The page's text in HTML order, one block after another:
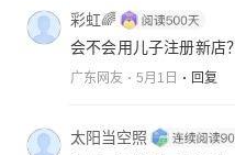
彩虹🌈
会不会用儿子注册新店？
广东网友 5月1日 回复
太阳当空照